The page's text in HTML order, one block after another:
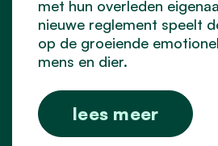
met hun overleden
nieuwe reglement speelt
op de groeiende
mens en dier.
lees meer